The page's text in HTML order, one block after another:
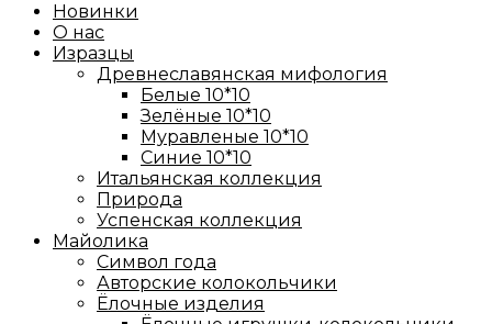
Новинки
О нас
Изразцы
Древнеславянская мифология
Белые 10*10
Зелёные 10*10
Муравленые 10*10
Синие 10*10
Итальянская коллекция
Природа
Успенская коллекция
Майолика
Символ года
Авторские колокольчики
Ёлочные изделия